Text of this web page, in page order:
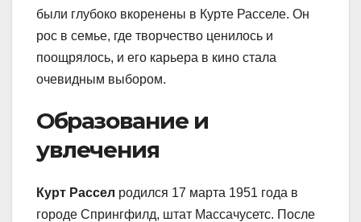
были глубоко вкоренены в Курте Расселе. Он
рос в семье, где творчество ценилось и
поощрялось, и его карьера в кино стала
очевидным выбором.
Образование и
увлечения
Курт Рассел родился 17 марта 1951 года в
городе Спрингфилд, штат Массачусетс. После